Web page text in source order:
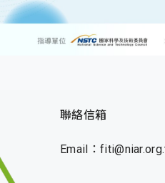
聯絡信箱
Email：